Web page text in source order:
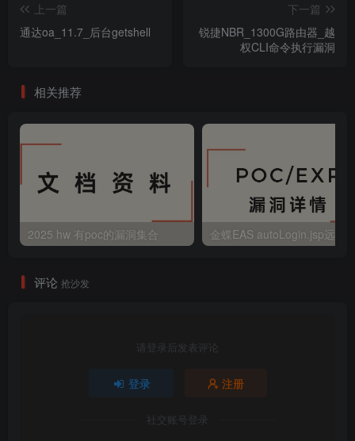
上一篇
通达oa_11.7_后台getshell
下一篇
锐捷NBR_1300G路由器_越
权CLI命令执行漏洞
相关推荐
2025 hw 有poc的漏洞集合
评论 抢沙发
请登录后发表评论
登录 注册
社交账号登录